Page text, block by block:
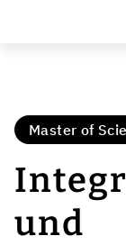
Master of
und